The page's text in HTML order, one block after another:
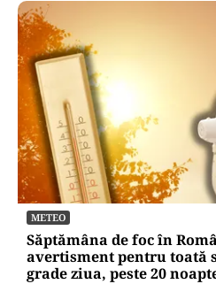
METEO
Săptămâna de foc în
avertisment pentru toată
grade ziua, peste 20